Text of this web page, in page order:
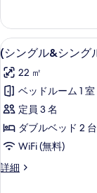
ー
禁
煙
の
す
べ
て
の
写
リ
ー
禁
煙
の
詳
細
ッ
ド
禁
煙
の
す
べ
て
の
ル
ー
ム
2
ベ
ッ
ド
禁
煙
の
詳
細
(シ
ン
グ
ル
&
シ
ン
グ
13
(シングル&シング
22 ㎡
ベッドルーム 1 室
定員 3 名
ダブルベッド 2 台
WiFi (無料)
詳細
(シ